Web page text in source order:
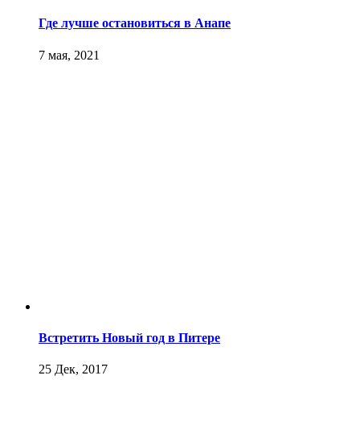
Где лучше остановиться в Анапе
7 мая, 2021
Встретить Новый год в Питере
25 Дек, 2017